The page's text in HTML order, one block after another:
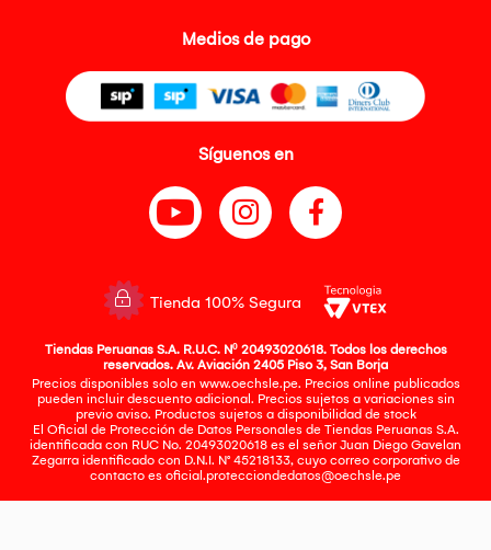
encuentra registrado correctamente en el portal de la marca.
6.Política de desistimiento:
En caso el cliente desista de la compra, el empaque debe
encontrarse completamente cerrado. No se aceptarán
compra del producto.
Medios de pago
Síguenos en
Tienda 100% Segura
Tiendas Peruanas S.A. R.U.C. Nº 20493020618. Todos los derechos
reservados. Av. Aviación 2405 Piso 3, San Borja
Precios disponibles solo en www.oechsle.pe. Precios online publicados
pueden incluir descuento adicional. Precios sujetos a variaciones sin
previo aviso. Productos sujetos a disponibilidad de stock
El Oficial de Protección de Datos Personales de Tiendas Peruanas S.A.
identificada con RUC No. 20493020618 es el señor Juan Diego Gavelan
Zegarra identificado con D.N.I. N° 45218133, cuyo correo corporativo de
contacto es oficial.protecciondedatos@oechsle.pe